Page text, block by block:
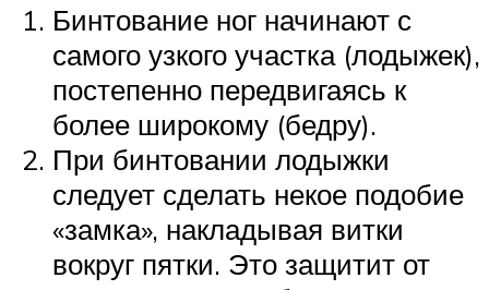
Бинтование ног начинают с
самого узкого участка (лодыжек),
постепенно передвигаясь к
более широкому (бедру).
При бинтовании лодыжки
следует сделать некое подобие
«замка», накладывая витки
вокруг пятки. Это защитит от